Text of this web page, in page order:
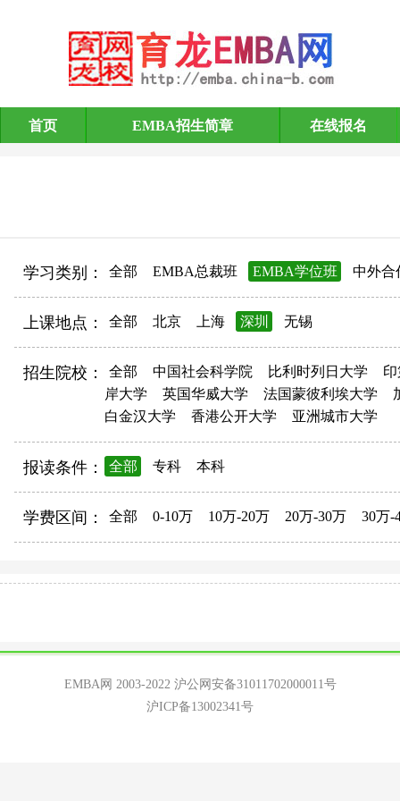
EMBA招生简章
首页 EMBA招生简章 在线报名
学习类别： 全部 EMBA总裁班 EMBA学位班 中外合
上课地点： 全部 北京 上海 深圳 无锡
招生院校： 全部 中国社会科学院 比利时列日大学
岸大学
英国华威大学 法国蒙彼利埃大学
白金汉大学
香港公开大学 亚洲城市大学
报读条件： 全部 专科 本科
学费区间： 全部 0-10万 10万-20万 20万-30万 30万-
EMBA网 2003-2022 沪公网安备31011702000011号
沪ICP备13002341号